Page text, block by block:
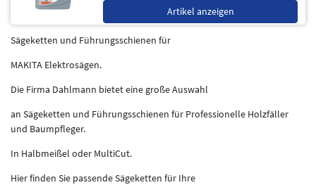
Artikel anzeigen
Sägeketten und Führungsschienen für
MAKITA Elektrosägen.
Die Firma Dahlmann bietet eine große Auswahl
an Sägeketten und Führungsschienen für Professionelle Holzfäller
und Baumpfleger.
In Halbmeißel oder MultiCut.
Hier finden Sie passende Sägeketten für Ihre